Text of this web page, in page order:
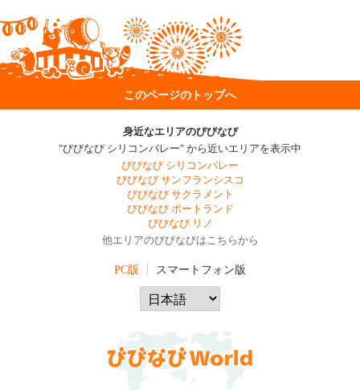
このページのトップへ
身近なエリアのびびなび
"びびなび シリコンバレー" から近いエリアを表示中
びびなび シリコンバレー
びびなび サンフランシスコ
びびなび サクラメント
びびなび ポートランド
びびなび リノ
他エリアのびびなびはこちらから
PC版 スマートフォン版